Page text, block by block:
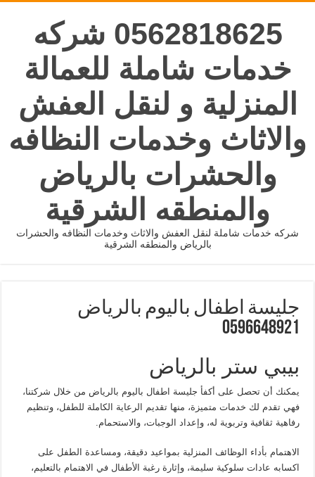
0562818625 شركه
خدمات شاملة للعمالة
المنزلية و لنقل العفش
والاثاث وخدمات النظافه
والحشرات بالرياض
والمنطقه الشرقية
شركه خدمات شاملة لنقل العفش والاثاث وخدمات النظافه والحشرات
بالرياض والمنطقه الشرقية
جليسة اطفال باليوم بالرياض
0596648921
بيبي ستر بالرياض
يمكنك أن تحصل على أكفأ جليسة اطفال باليوم بالرياض من خلال شركتنا،
فهي تقدم لك خدمات متميزة، منها تقديم الرعاية الكاملة للطفل، وتنظيم
رفاهية ثقافية وتربوية له، وإعداد الوجبات، والاستحمام.
الاهتمام بأداء الوظائف المنزلية بمواعيد دقيقة، ومساعدة الطفل على
اكسابه عادات سلوكية سليمة، وإثارة رغبة الأطفال في الاهتمام بالتعليم،